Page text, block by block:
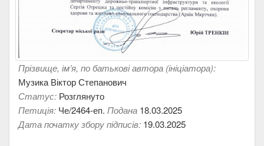
Прізвище, ім’я, по батькові автора (ініціатора):
Музика Віктор Степанович
Статус: Розглянуто
Петиція: Че/2464-еп. Подана 18.03.2025
Дата початку збору підписів: 19.03.2025